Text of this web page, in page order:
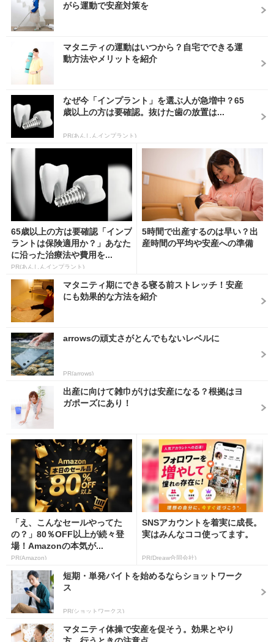
がら運動で安産対策を
マタニティの運動はいつから？自宅でできる運
動方法やメリットを紹介
なぜ今「インプラント」を選ぶ人が急増中？65
歳以上の方は要確認。抜けた歯の放置は...
PR(あんしんインプラント)
65歳以上の方は要確認「インプ
ラントは保険適用か？」あなた
に沿った治療法や費用を...
PR(あんしんインプラント)
5時間で出産するのは早い？出
産時間の平均や安産への準備
マタニティ期にできる寝る前ストレッチ！安産
にも効果的な方法を紹介
arrowsの頑丈さがとんでもないレベルに
PR(arrows)
出産に向けて雑巾がけは安産になる？根拠はヨ
ガポーズにあり！
「え、こんなセールやってた
の？」80％OFF以上が続々登
場！Amazonの本気が...
PR(Amazon)
SNSアカウントを着実に成長。
実はみんなココ使ってます。
PR(Dreaw合同会社)
短期・単発バイトを始めるならショットワーク
ス
PR(ショットワークス)
マタニティ体操で安産を促そう。効果とやり